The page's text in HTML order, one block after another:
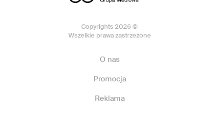
Copyrights 2026 ©
Wszelkie prawa zastrzeżone
O nas
Promocja
Reklama